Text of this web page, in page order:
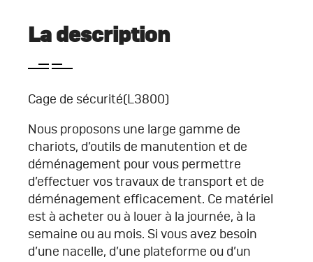
La description
Cage de sécurité(L3800)
Nous proposons une large gamme de
chariots, d’outils de manutention et de
déménagement pour vous permettre
d’effectuer vos travaux de transport et de
déménagement efficacement. Ce matériel
est à acheter ou à louer à la journée, à la
semaine ou au mois. Si vous avez besoin
d’une nacelle, d’une plateforme ou d’un